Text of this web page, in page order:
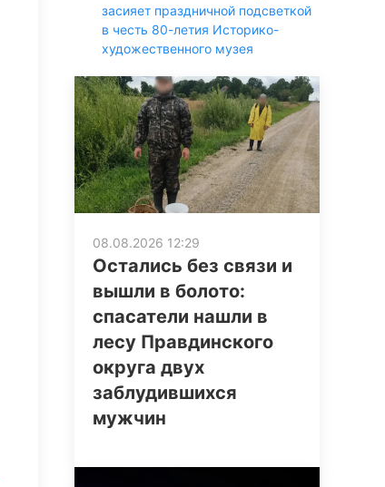
засияет праздничной подсветкой
в честь 80-летия Историко-
художественного музея
08.08.2026 12:29
Остались без связи и
вышли в болото:
спасатели нашли в
лесу Правдинского
округа двух
заблудившихся
мужчин